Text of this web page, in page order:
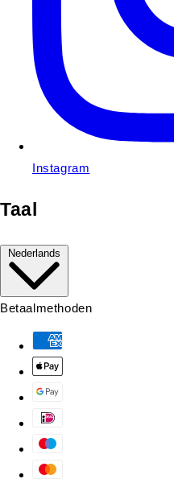
Instagram
Taal
Nederlands
Betaalmethoden